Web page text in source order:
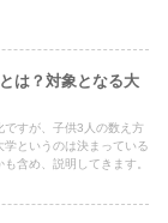
は？対象となる大
ですが、子供3人の数え方
学というのは決まっている
含め、説明してきます。